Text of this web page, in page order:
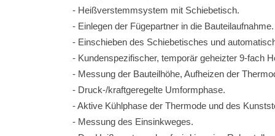
- Heißverstemmsystem mit Schiebetisch.
- Einlegen der Fügepartner in die Bauteilaufnahme.
- Einschieben des Schiebetisches und
- Kundenspezifischer, temporär geheizter 9-fach
- Messung der Bauteilhöhe, Aufheizen der
- Druck-/kraftgeregelte Umformphase.
- Aktive Kühlphase der Thermode und des
- Messung des Einsinkweges.